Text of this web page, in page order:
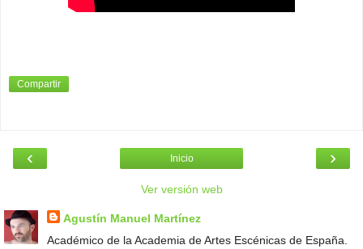
Compartir
‹ ›
Inicio
Ver versión web
Agustín Manuel Martínez
Académico de la Academia de Artes Escénicas de España.